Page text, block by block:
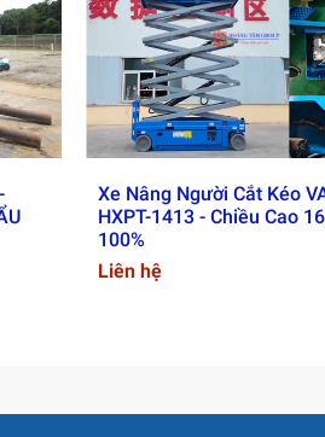
Xe Nâng Người Cắt Kéo
HXPT-1413 - Chiều Cao
100%
Liên hệ